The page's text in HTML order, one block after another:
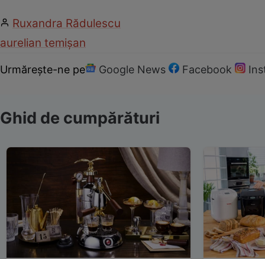
Ruxandra Rădulescu
aurelian temișan
Urmărește-ne pe Google News Facebook
Ghid de cumpărături